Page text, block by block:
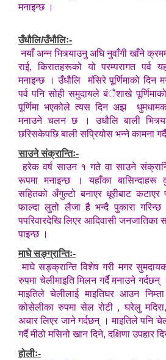
मनाइन्छ ।
उँधौलि/उँभौलिः-
नयाँ अन्न भित्र्याउनु अघि नुवाँगी खाँने
राई, किरातहरूको यो परम्परागत पर्व
मनाइन्छ । उँधौलि मंसिरे पूर्णिमाको दिन
पर्व पनि सोही समुदायले बंैशाखे
पूर्णिमा भएकोले त्यस दिन अझ
मनाउने चलन छ । उधौलि बाली
छरिसकेपछि बाली सप्रियोस भन्ने कामना
साउने संक्रान्तिः-
हरेक वर्ष साउन १ गते वा साउने
रूपमा मनाइन्छ । यहाँका बासिन्दाहरू
सहितको अँगुल्टो बनाएर धूरीबाट
फाल्दा लुतो लैजा है भन्दै पुकारा गरिन्छ
पपरिवारदेखि लिएर आदिवासी जनजातिका
पाइन्छ ।
माघे सङ्ग्रान्तिः-
माघे सङ्क्रान्ति विशेष गरी मगर
रुपमा चेलीमाइति मिलन गर्दै मनाउने
माइतिले चेलीलाई माइतिघर आउन
कोसेलीका रुपमा सेल रोटी , घरेलु
अचार लिएर जाने गर्दछन् । माइतिले पनि
गर्दै मीठो मसिनो खान दिने, दक्षिणा उपहार
होलीः-